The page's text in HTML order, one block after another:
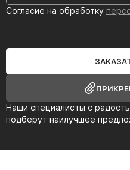
Наши специалисты с
подберут наилучшее
Согласие на обработку